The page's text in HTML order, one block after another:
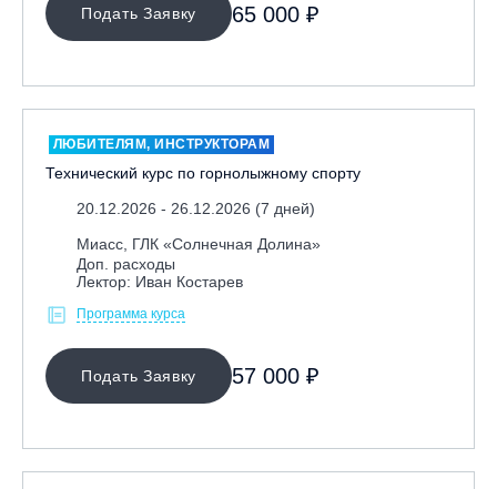
ОЧИСТИТЬ ФИЛЬТР
Подать Заявку 65 000 ₽
ЛЮБИТЕЛЯМ, ИНСТРУКТОРАМ
Технический курс по горнолыжному спорту
20.12.2026 - 26.12.2026 (7 дней)
Миасс, ГЛК «Солнечная Долина»
Доп. расходы
Лектор: Иван Костарев
Программа курса
Подать Заявку 57 000 ₽